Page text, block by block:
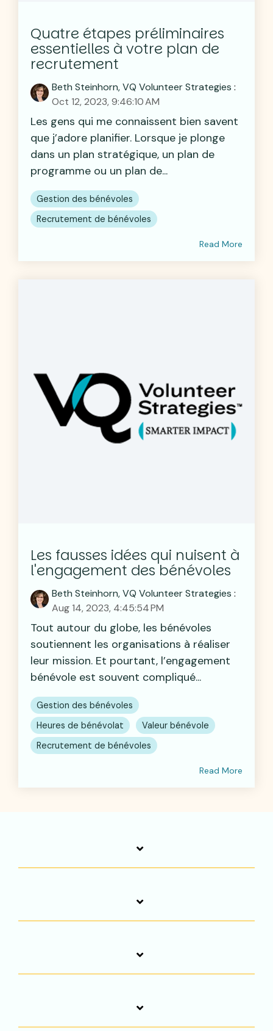
Quatre étapes préliminaires
essentielles à votre plan de
recrutement
Beth Steinhorn, VQ Volunteer Strategies :
Oct 12, 2023, 9:46:10 AM
Les gens qui me connaissent bien savent
que j’adore planifier. Lorsque je plonge
dans un plan stratégique, un plan de
programme ou un plan de...
Gestion des bénévoles
Recrutement de bénévoles
Read More
Les fausses idées qui nuisent à
l'engagement des bénévoles
Beth Steinhorn, VQ Volunteer Strategies :
Aug 14, 2023, 4:45:54 PM
Tout autour du globe, les bénévoles
soutiennent les organisations à réaliser
leur mission. Et pourtant, l’engagement
bénévole est souvent compliqué...
Gestion des bénévoles
Heures de bénévolat
Valeur bénévole
Recrutement de bénévoles
Read More